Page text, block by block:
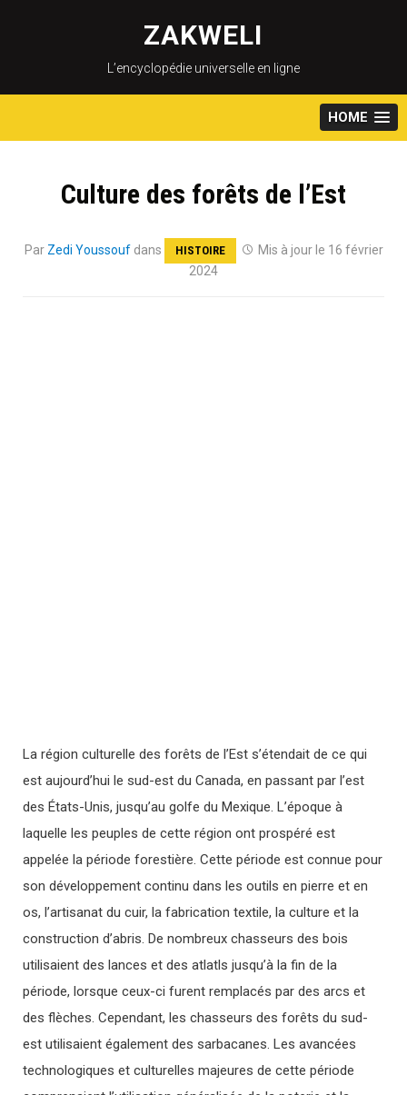
content
ZAKWELI
L’encyclopédie universelle en ligne
HOME
Culture des forêts de l’Est
Par Zedi Youssoufdans HISTOIRE
Mis à jour le 16 février
2024
La région culturelle des forêts de l’Est s’étendait de ce qui
est aujourd’hui le sud-est du Canada, en passant par l’est
des États-Unis, jusqu’au golfe du Mexique. L’époque à
laquelle les peuples de cette région ont prospéré est
appelée la période forestière. Cette période est connue pour
son développement continu dans les outils en pierre et en
os, l’artisanat du cuir, la fabrication textile, la culture et la
construction d’abris. De nombreux chasseurs des bois
utilisaient des lances et des atlatls jusqu’à la fin de la
période, lorsque ceux-ci furent remplacés par des arcs et
des flèches. Cependant, les chasseurs des forêts du sud-
est utilisaient également des sarbacanes. Les avancées
technologiques et culturelles majeures de cette période